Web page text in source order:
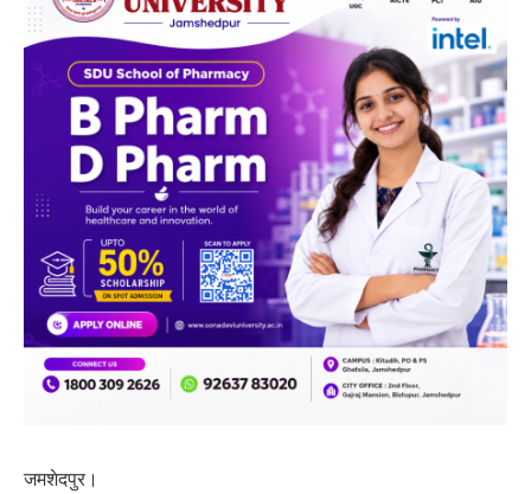
जमशेदपुर।